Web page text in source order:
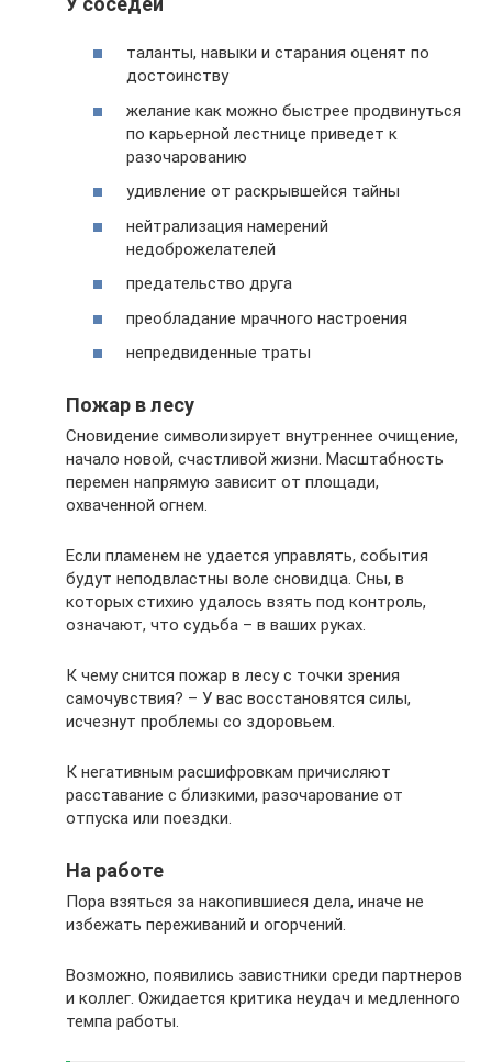
таланты, навыки и старания оценят по
достоинству
желание как можно быстрее продвинуться
по карьерной лестнице приведет к
разочарованию
удивление от раскрывшейся тайны
нейтрализация намерений
недоброжелателей
предательство друга
преобладание мрачного настроения
непредвиденные траты
Пожар в лесу
Сновидение символизирует внутреннее очищение,
начало новой, счастливой жизни. Масштабность
перемен напрямую зависит от площади,
охваченной огнем.
Если пламенем не удается управлять, события
будут неподвластны воле сновидца. Сны, в
которых стихию удалось взять под контроль,
означают, что судьба – в ваших руках.
К чему снится пожар в лесу с точки зрения
самочувствия? – У вас восстановятся силы,
исчезнут проблемы со здоровьем.
К негативным расшифровкам причисляют
расставание с близкими, разочарование от
отпуска или поездки.
На работе
Пора взяться за накопившиеся дела, иначе не
избежать переживаний и огорчений.
Возможно, появились завистники среди партнеров
и коллег. Ожидается критика неудач и медленного
темпа работы.